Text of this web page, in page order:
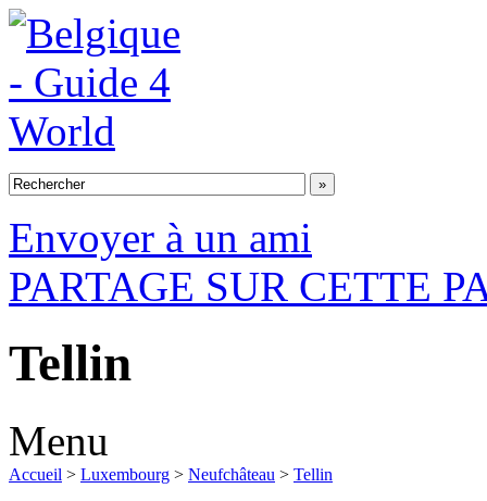
Envoyer à un ami
PARTAGE SUR CETTE
Tellin
Menu
Accueil > Luxembourg > Neufchâteau > Tellin